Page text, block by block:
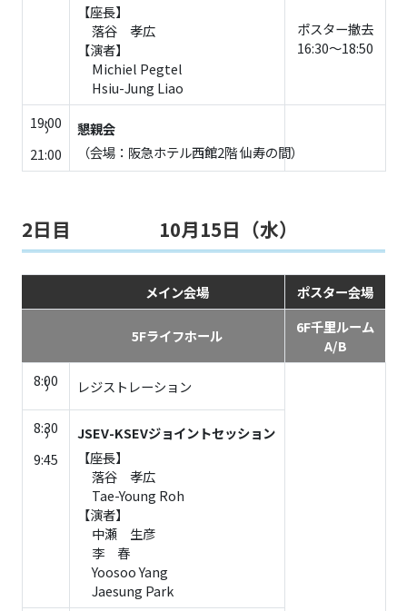
ポスター撤去
16:30～18:50
【座長】
落谷 孝広
【演者】
Michiel Pegtel
Hsiu-Jung Liao
19:00
～
21:00
懇親会
（会場：阪急ホテル西館2階 仙寿の間）
2日目 10月15日（水）
メイン会場 ポスター会場
5Fライフホール
6F千里ルーム
A/B
8:00
～ レジストレーション
8:30
～
9:45
JSEV-KSEVジョイントセッション
【座長】
落谷 孝広
Tae-Young Roh
【演者】
中瀬 生彦
李 春
Yoosoo Yang
Jaesung Park